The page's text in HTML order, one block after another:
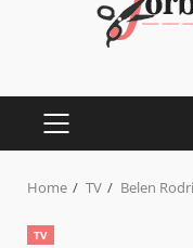
PRIMARY
Home TV Belen
TV